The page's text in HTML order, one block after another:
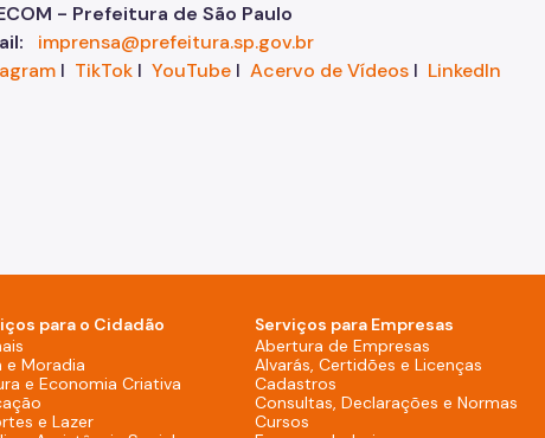
- Prefeitura de São Paulo
imprensa@prefeitura.sp.gov.br
I TikTokI YouTubeI Acervo de VídeosI LinkedIn
- Desktop)
Desktop)
a equipe de governo (Rodapé - Desktop)
para o Cidadão
e Moradia
e Economia Criativa
e Lazer
Serviços para Empresas
Abertura de Empresas
Alvarás, Certidões e Licenças
Cadastros
Consultas, Declarações e Normas
Cursos